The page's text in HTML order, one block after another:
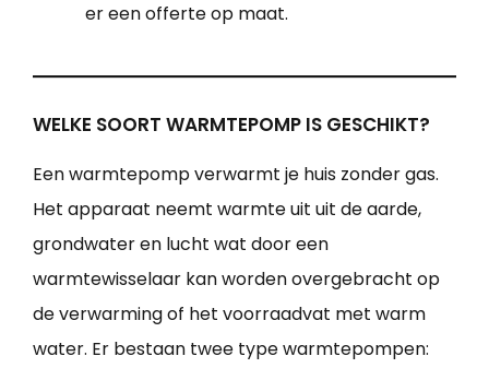
er een offerte op maat.
WELKE SOORT WARMTEPOMP IS GESCHIKT?
Een warmtepomp verwarmt je huis zonder gas.
Het apparaat neemt warmte uit uit de aarde,
grondwater en lucht wat door een
warmtewisselaar kan worden overgebracht op
de verwarming of het voorraadvat met warm
water. Er bestaan twee type warmtepompen: